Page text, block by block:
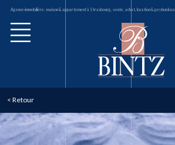
Agence immobilière : maison & appartement à Strasbourg, vente, achat, location & gestion
< Retour